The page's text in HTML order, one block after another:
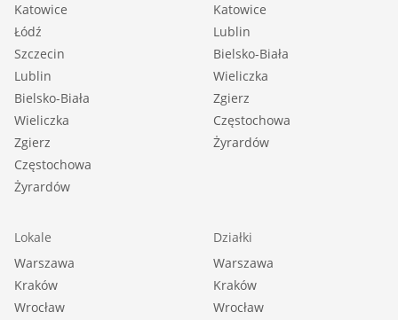
Katowice
Łódź
Szczecin
Lublin
Bielsko-Biała
Wieliczka
Zgierz
Częstochowa
Żyrardów
Katowice
Lublin
Bielsko-Biała
Wieliczka
Zgierz
Częstochowa
Żyrardów
Lokale
Warszawa
Kraków
Wrocław
Działki
Warszawa
Kraków
Wrocław